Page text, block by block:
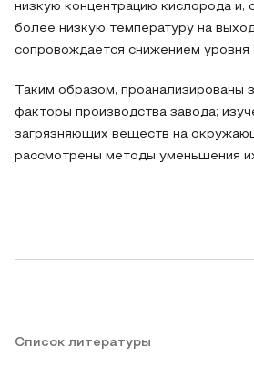
низкую концентрацию кислорода и,
более низкую температуру на
сопровождается снижением уровня
Таким образом, проанализированы
факторы производства завода;
загрязняющих веществ на
рассмотрены методы уменьшения
Список литературы